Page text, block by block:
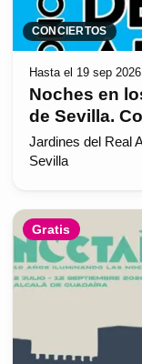
CONCIERTOS
Hasta el 19 sep 2026
Noches en
de Sevilla.
Jardines del Real
Sevilla
Gratis